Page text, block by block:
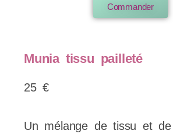
Commander
Munia tissu pailleté
25 €
Un mélange de tissu et de